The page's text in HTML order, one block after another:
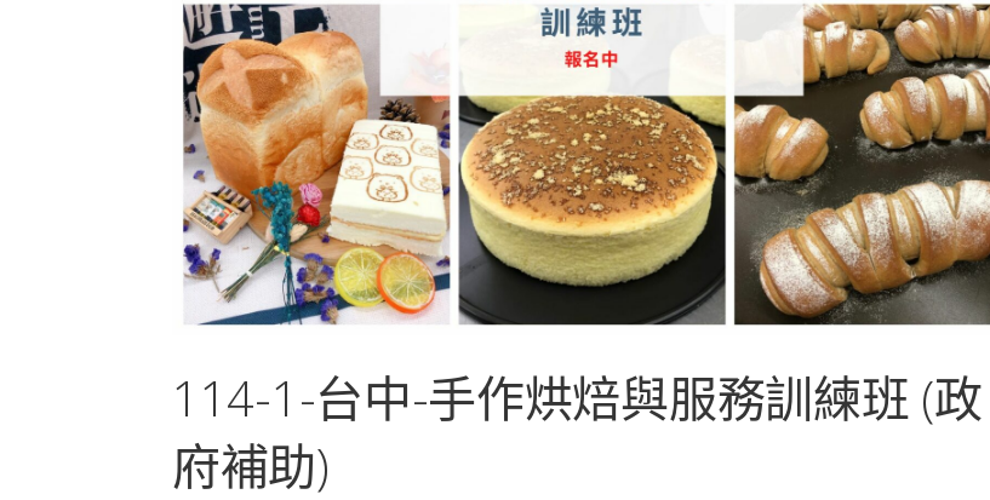
114-1-台中-手作烘焙與服務訓練班 (政
府補助)